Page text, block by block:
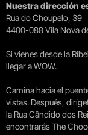
Nuestra dirección
Rua do Choupelo, 39
4400-088 Vila Nova
Si vienes desde la
llegar a WOW.
Camina hacia el
vistas. Después,
la Rua Cândido dos
encontrarás The